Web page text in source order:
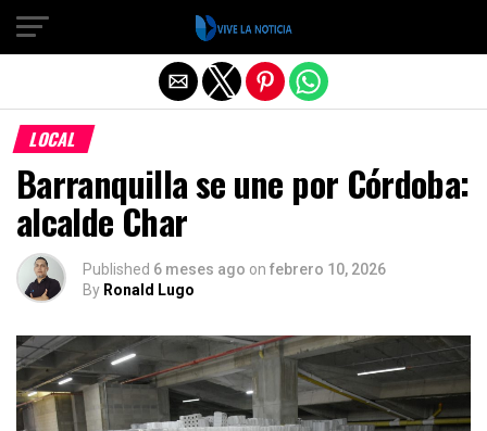
LOCAL
Barranquilla se une por Córdoba:
alcalde Char
Published 6 meses ago on febrero 10, 2026
By Ronald Lugo
Salir de la versión móvil